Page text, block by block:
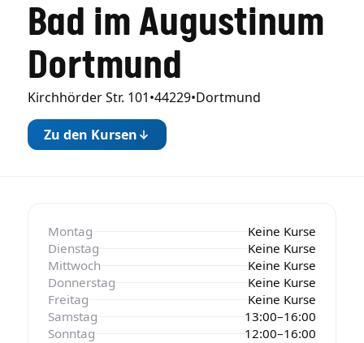
Bad im Augustinum
Dortmund
Kirchhörder Str. 101•44229•Dortmund
Zu den Kursen
Montag
Keine Kurse
Dienstag
Keine Kurse
Mittwoch
Keine Kurse
Donnerstag
Keine Kurse
Freitag
Keine Kurse
Samstag
13:00–16:00
Sonntag
12:00–16:00